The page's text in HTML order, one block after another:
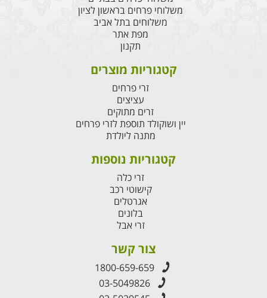
משלוחי פרחים בראשון לציון
משלוחים בתל אביב
מפת אתר
תקנון
קטגוריות מוצרים
זרי פרחים
עציצים
זרים מתוקים
יין ושוקולד תוספת לזרי פרחים
מתנה ליולדת
קטגוריות נוספות
זרי כלה
קישוטי רכב
אגרטלים
בלונים
זרי אבל
צור קשר
1800-659-659
03-5049826